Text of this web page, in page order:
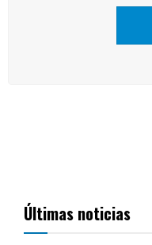
Últimas noticias